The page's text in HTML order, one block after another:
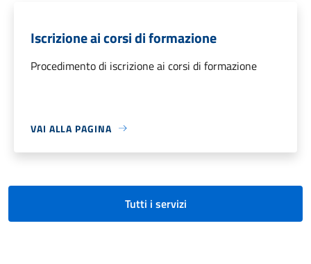
Iscrizione ai corsi di formazione
Procedimento di iscrizione ai corsi di formazione
VAI ALLA PAGINA
Tutti i servizi